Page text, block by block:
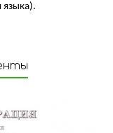
языка).